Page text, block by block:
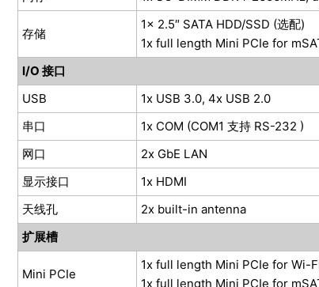
存储
1x 2.5″ SATA HDD/SSD (选配)
1x full length Mini PCIe for
I/O 接口
USB
1x USB 3.0, 4x USB 2.0
串口
1x COM (COM1 支持 RS-232 )
网口
2x GbE LAN
显示接口
1x HDMI
天线孔
2x built-in antenna
扩展槽
Mini PCIe
1x full length Mini PCIe for Wi-
1x full length Mini PCIe for